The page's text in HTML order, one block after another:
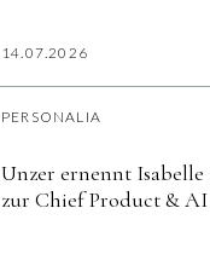
14.07.2026
PERSONALIA
Unzer ernennt Isabelle
zur Chief Product &